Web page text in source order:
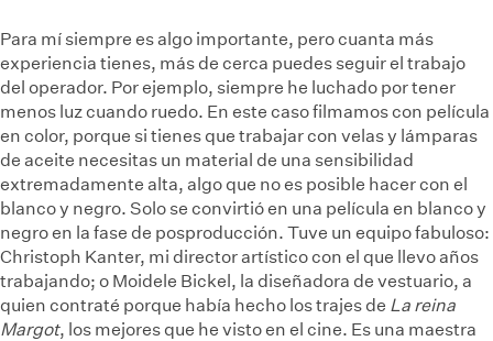
Para mí siempre es algo importante, pero cuanta más
experiencia tienes, más de cerca puedes seguir el trabajo
del operador. Por ejemplo, siempre he luchado por tener
menos luz cuando ruedo. En este caso filmamos con película
en color, porque si tienes que trabajar con velas y lámparas
de aceite necesitas un material de una sensibilidad
extremadamente alta, algo que no es posible hacer con el
blanco y negro. Solo se convirtió en una película en blanco y
negro en la fase de posproducción. Tuve un equipo fabuloso:
Christoph Kanter, mi director artístico con el que llevo años
trabajando; o Moidele Bickel, la diseñadora de vestuario, a
quien contraté porque había hecho los trajes de La reina
Margot, los mejores que he visto en el cine. Es una maestra